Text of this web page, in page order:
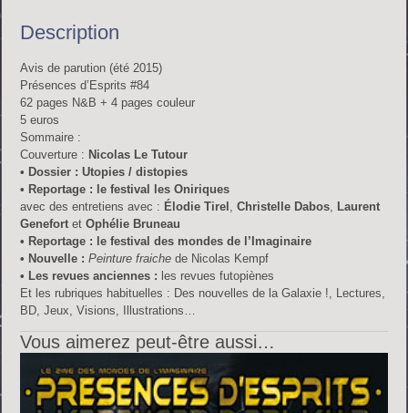
Description
Avis de parution (été 2015)
Présences d’Esprits #84
62 pages N&B + 4 pages couleur
5 euros
Sommaire :
Couverture : Nicolas Le Tutour
• Dossier : Utopies / distopies
• Reportage : le festival les Oniriques
avec des entretiens avec : Élodie Tirel , Christelle Dabos, Laurent
Genefortet Ophélie Bruneau
• Reportage : le festival des mondes de l’Imaginaire
• Nouvelle : Peinture fraiche de Nicolas Kempf
• Les revues anciennes : les revues futopiènes
Et les rubriques habituelles : Des nouvelles de la Galaxie !, Lectures,
BD, Jeux, Visions, Illustrations…
Vous aimerez peut-être aussi…